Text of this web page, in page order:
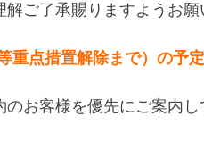
ご了承賜りますようお願
重点措置解除まで）の予定
お客様を優先にご案内し